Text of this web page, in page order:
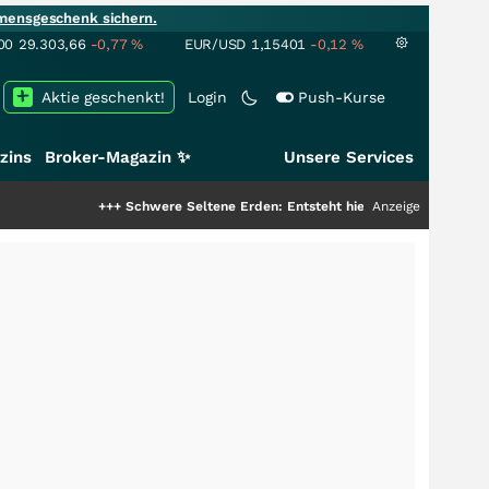
sichern.
29.303,66 -0,77% EUR/USD 1,15401 -0,12 %
Login Push-Kurse
Aktie geschenkt!
Broker-Magazin ✨ Unsere Services
Schwere Seltene Erden: Entsteht hier die nächste
Anzeige